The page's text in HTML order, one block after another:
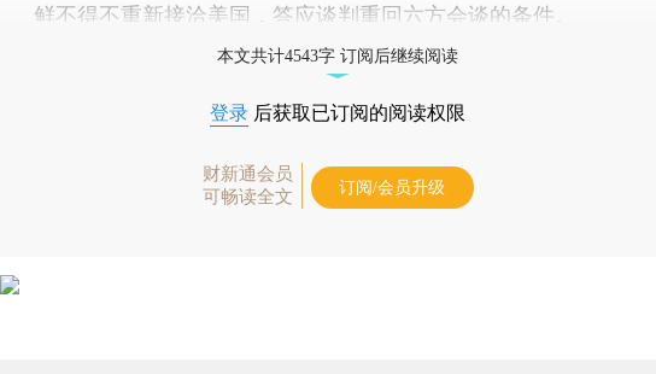
鲜不得不重新接洽美国，答应谈判重回六方会谈的条件。
本文共计4543字 订阅后继续阅读
登录 后获取已订阅的阅读权限
财新通会员
可畅读全文
订阅/会员升级